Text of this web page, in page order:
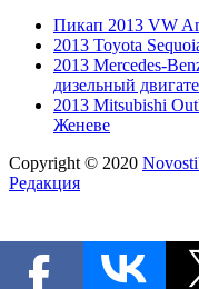
Пикап 2013 VW
2013 Toyota
2013 Mercedes-
дизельный
2013 Mitsubishi
Женеве
Copyright © 2020
Редакция